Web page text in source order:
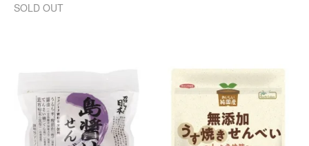
SOLD OUT